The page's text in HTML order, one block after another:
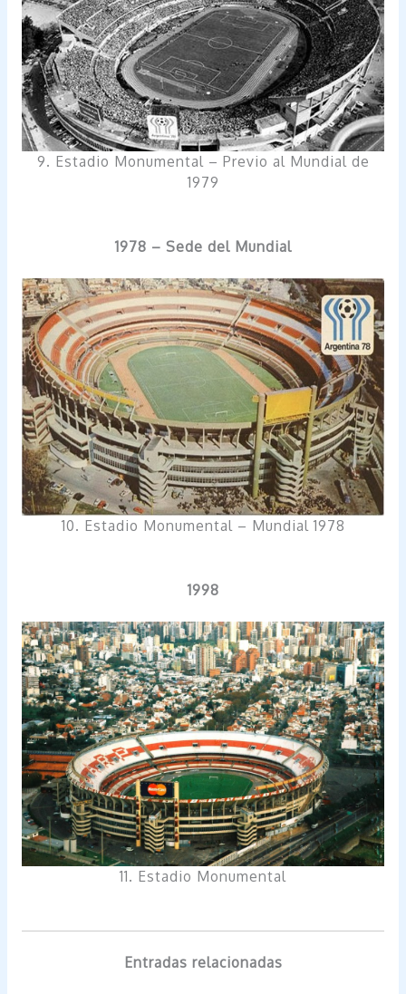
9. Estadio Monumental – Previo al Mundial de
1979
1978 – Sede del Mundial
10. Estadio Monumental – Mundial 1978
1998
11. Estadio Monumental
Entradas relacionadas